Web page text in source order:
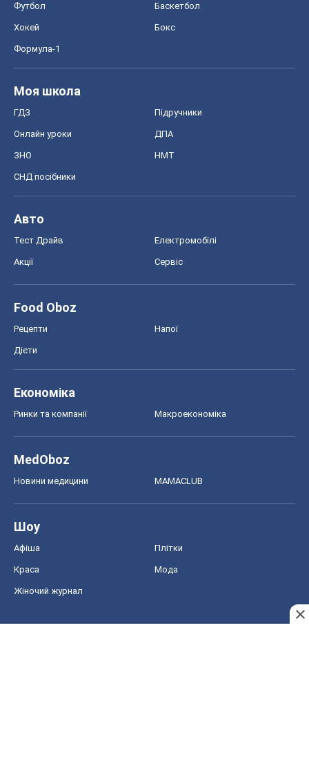
Футбол Баскетбол
Хокей Бокс
Формула-1
Моя школа
ГДЗ Підручники
Онлайн уроки ДПА
ЗНО НМТ
СНД посібники
Авто
Тест Драйв Електромобілі
Акції Сервіс
Food Oboz
Рецепти Напої
Дієти
Економіка
Ринки та компанії Макроекономіка
MedOboz
Новини медицини MAMACLUB
Шоу
Афіша Плітки
Краса Мода
Жіночий журнал